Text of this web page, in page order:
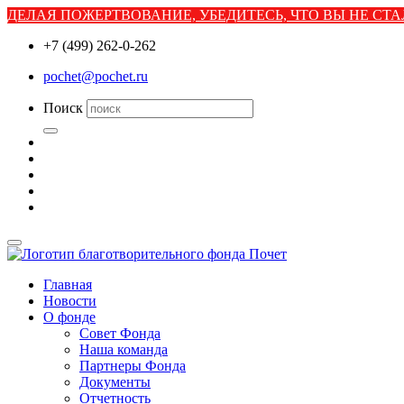
ДЕЛАЯ ПОЖЕРТВОВАНИЕ, УБЕДИТЕСЬ, ЧТО ВЫ НЕ
+7 (499) 262-0-262
pochet@pochet.ru
Поиск
Главная
Новости
О фонде
Совет Фонда
Наша команда
Партнеры Фонда
Документы
Отчетность